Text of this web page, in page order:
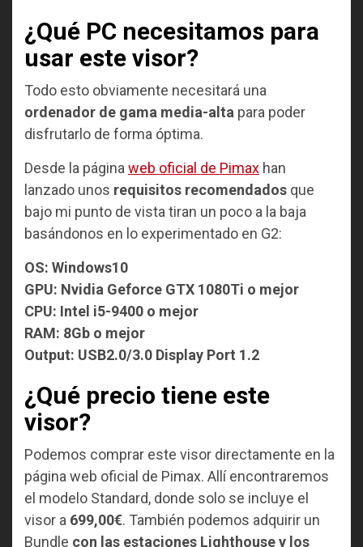
¿Qué PC necesitamos para
usar este visor?
Todo esto obviamente necesitará una
ordenador de gama media-alta para poder
disfrutarlo de forma óptima.
Desde la página web oficial de Pimax han
lanzado unos requisitos recomendados que
bajo mi punto de vista tiran un poco a la baja
basándonos en lo experimentado en G2:
OS: Windows10
GPU: Nvidia Geforce GTX 1080Ti o mejor
CPU: Intel i5-9400 o mejor
RAM: 8Gb o mejor
Output: USB2.0/3.0 Display Port 1.2
¿Qué precio tiene este
visor?
Podemos comprar este visor directamente en la
página web oficial de Pimax. Allí encontraremos
el modelo Standard, donde solo se incluye el
visor a 699,00€. También podemos adquirir un
Bundle con las estaciones Lighthouse y los